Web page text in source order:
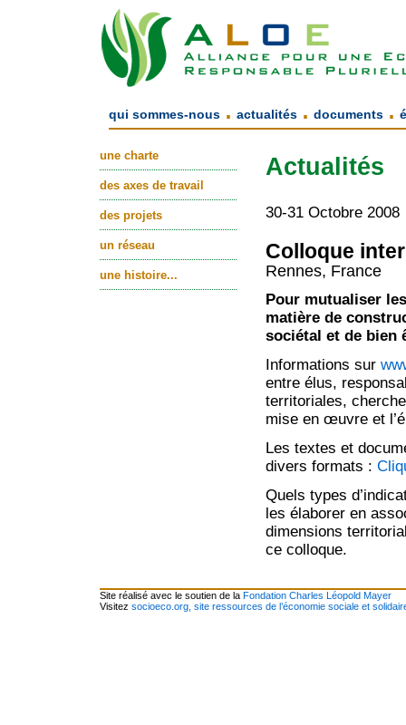
qui sommes-nous . actualités . documents .
une charte
des axes de travail
des projets
un réseau
une histoire...
Actualités
30-31 Octobre 2008
Colloque
Rennes, France
Pour mutualiser
matière de
sociétal et de bien
Informations sur
entre élus,
territoriales,
mise en œuvre et
Les textes et
divers formats :
Quels types
les élaborer en
dimensions
ce colloque.
Site réalisé avec le soutien de la Fondation Charles Léopold Mayer
Visitez socioeco.org, site ressources de l’économie sociale et